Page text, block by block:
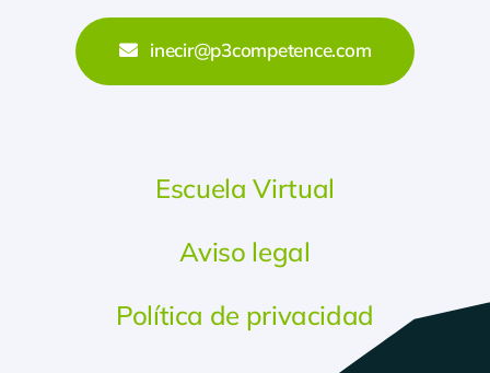
inecir@p3competence.com
Escuela Virtual
Aviso legal
Política de privacidad